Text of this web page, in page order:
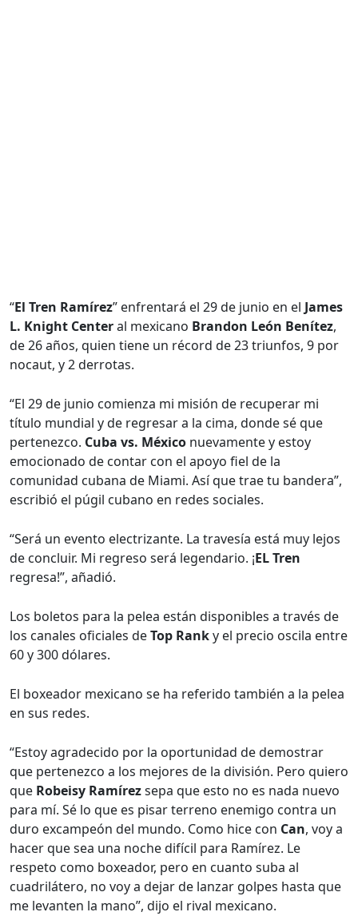
“El Tren Ramírez” enfrentará el 29 de junio en el James
L. Knight Centeral mexicano Brandon León Benítez,
de 26 años, quien tiene un récord de 23 triunfos, 9 por
nocaut, y 2 derrotas.
“El 29 de junio comienza mi misión de recuperar mi
título mundial y de regresar a la cima, donde sé que
pertenezco. Cuba vs. México nuevamente y estoy
emocionado de contar con el apoyo fiel de la
comunidad cubana de Miami. Así que trae tu bandera”,
escribió el púgil cubano en redes sociales.
“Será un evento electrizante. La travesía está muy lejos
de concluir. Mi regreso será legendario. ¡EL Tren
regresa!”, añadió.
Los boletos para la pelea están disponibles a través de
los canales oficiales deTop Ranky el precio oscila entre
60 y 300 dólares.
El boxeador mexicano se ha referido también a la pelea
en sus redes.
“Estoy agradecido por la oportunidad de demostrar
que pertenezco a los mejores de la división. Pero quiero
que Robeisy Ramírezsepa que esto no es nada nuevo
para mí. Sé lo que es pisar terreno enemigo contra un
duro excampeón del mundo. Como hice con Can, voy a
hacer que sea una noche difícil para Ramírez. Le
respeto como boxeador, pero en cuanto suba al
cuadrilátero, no voy a dejar de lanzar golpes hasta que
me levanten la mano”, dijo el rival mexicano.